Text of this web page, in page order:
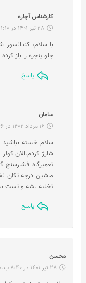
کارشناس آچاره
ف
:
28 تیر 1401 در 11:10 ق.ظ
با سلام،
جلو پنجره را باز
پاسخ
سامان
ف
ت
:
16 مرداد 1402 در 7:46 ب.ظ
سلام خسته
ماشین درجه تکان
تخلیه بشه و تست
پاسخ
محسن
ف
ت
28 تیر 1401 در 8:40 ب.ظ